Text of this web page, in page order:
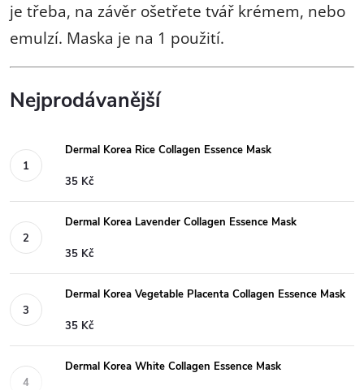
je třeba, na závěr ošetřete tvář krémem, nebo
emulzí. Maska je na 1 použití.
Nejprodávanější
Dermal Korea Rice Collagen Essence Mask
35 Kč
Dermal Korea Lavender Collagen Essence Mask
35 Kč
Dermal Korea Vegetable Placenta Collagen Essence Mask
35 Kč
Dermal Korea White Collagen Essence Mask